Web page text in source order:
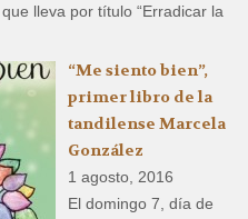
lleva por título “Erradicar la
“Me siento bien”,
primer libro de la
tandilense Marcela
González
1 agosto, 2016
El domingo 7, día de